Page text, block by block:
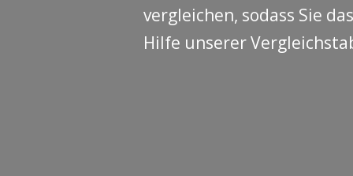
vergleichen, sodass Sie
Hilfe unserer